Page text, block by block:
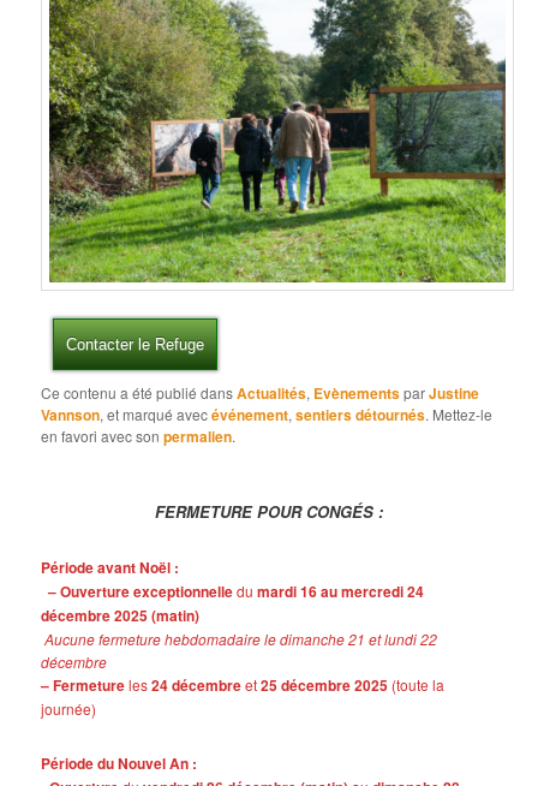
Contacter le Refuge
Ce contenu a été publié dansActualités, EvènementsparJustine
Vannson, et marqué avecévénement,sentiers détournés. Mettez-le
en favori avec sonpermalien.
FERMETURE POUR CONGÉS :
Période avant Noël :
– Ouverture exceptionnelledumardi 16 au mercredi 24
décembre 2025 (matin)
Aucune fermeture hebdomadaire le dimanche 21 et lundi 22
décembre
– Fermetureles24 décembreet25 décembre 2025 (toute la
journée)
Période du Nouvel An :